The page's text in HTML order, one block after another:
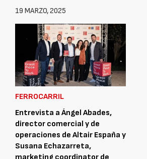
19 MARZO, 2025
FERROCARRIL
Entrevista a Ángel Abades,
director comercial y de
operaciones de Altair España y
Susana Echazarreta,
marketing coordinator de